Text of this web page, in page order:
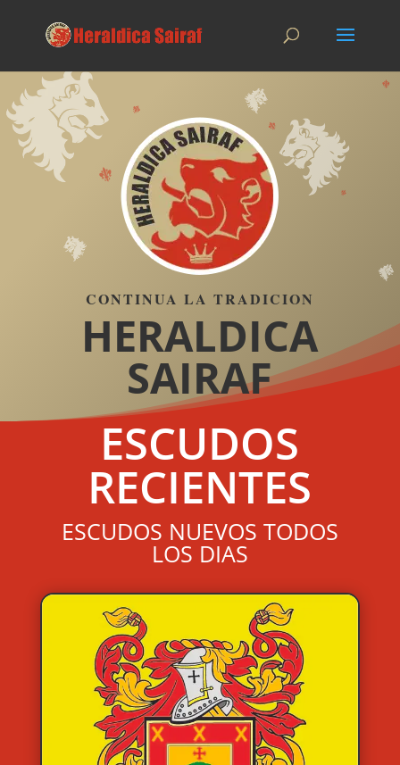
CONTINUA LA TRADICION
HERALDICA
SAIRAF
ESCUDOS
RECIENTES
ESCUDOS NUEVOS TODOS
LOS DIAS